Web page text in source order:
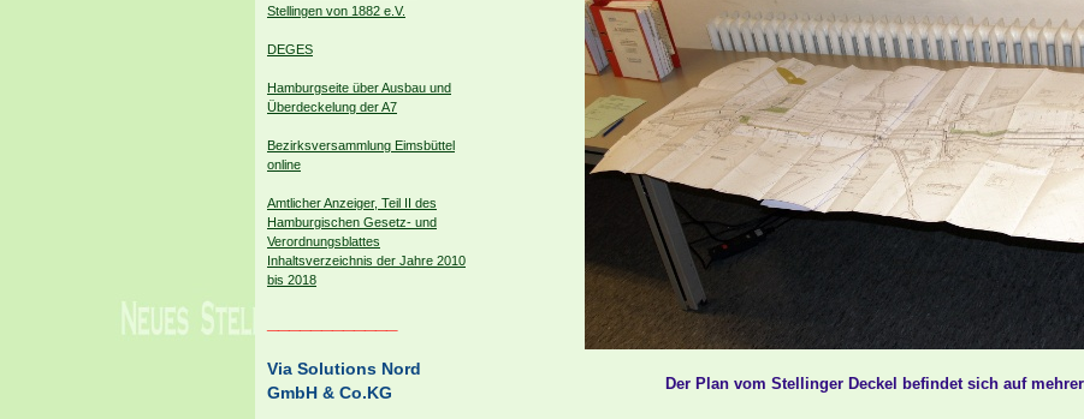
Stellingen von 1882 e.V.
DEGES
Hamburgseite über Ausbau und
Überdeckelung der A7
Bezirksversammlung Eimsbüttel
online
Amtlicher Anzeiger, Teil II des
Hamburgischen Gesetz- und
Verordnungsblattes
Inhaltsverzeichnis der Jahre 2010
bis 2018
Via Solutions Nord
GmbH & Co.KG
Der Plan vom Stellinger Deckel befindet sich auf